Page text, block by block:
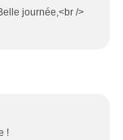
journée,<br />
!